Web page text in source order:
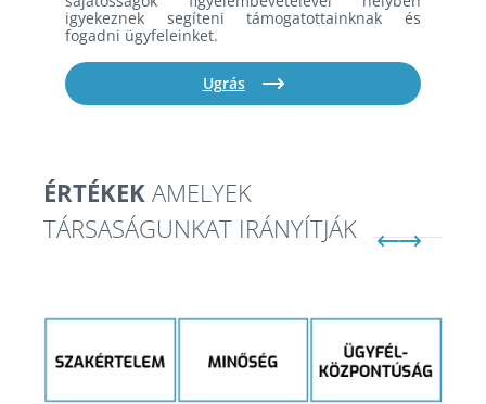
igyekeznek segíteni támogatottainknak és
fogadni ügyfeleinket.
Ugrás
ÉRTÉKEK AMELYEK
TÁRSASÁGUNKAT IRÁNYÍTJÁK